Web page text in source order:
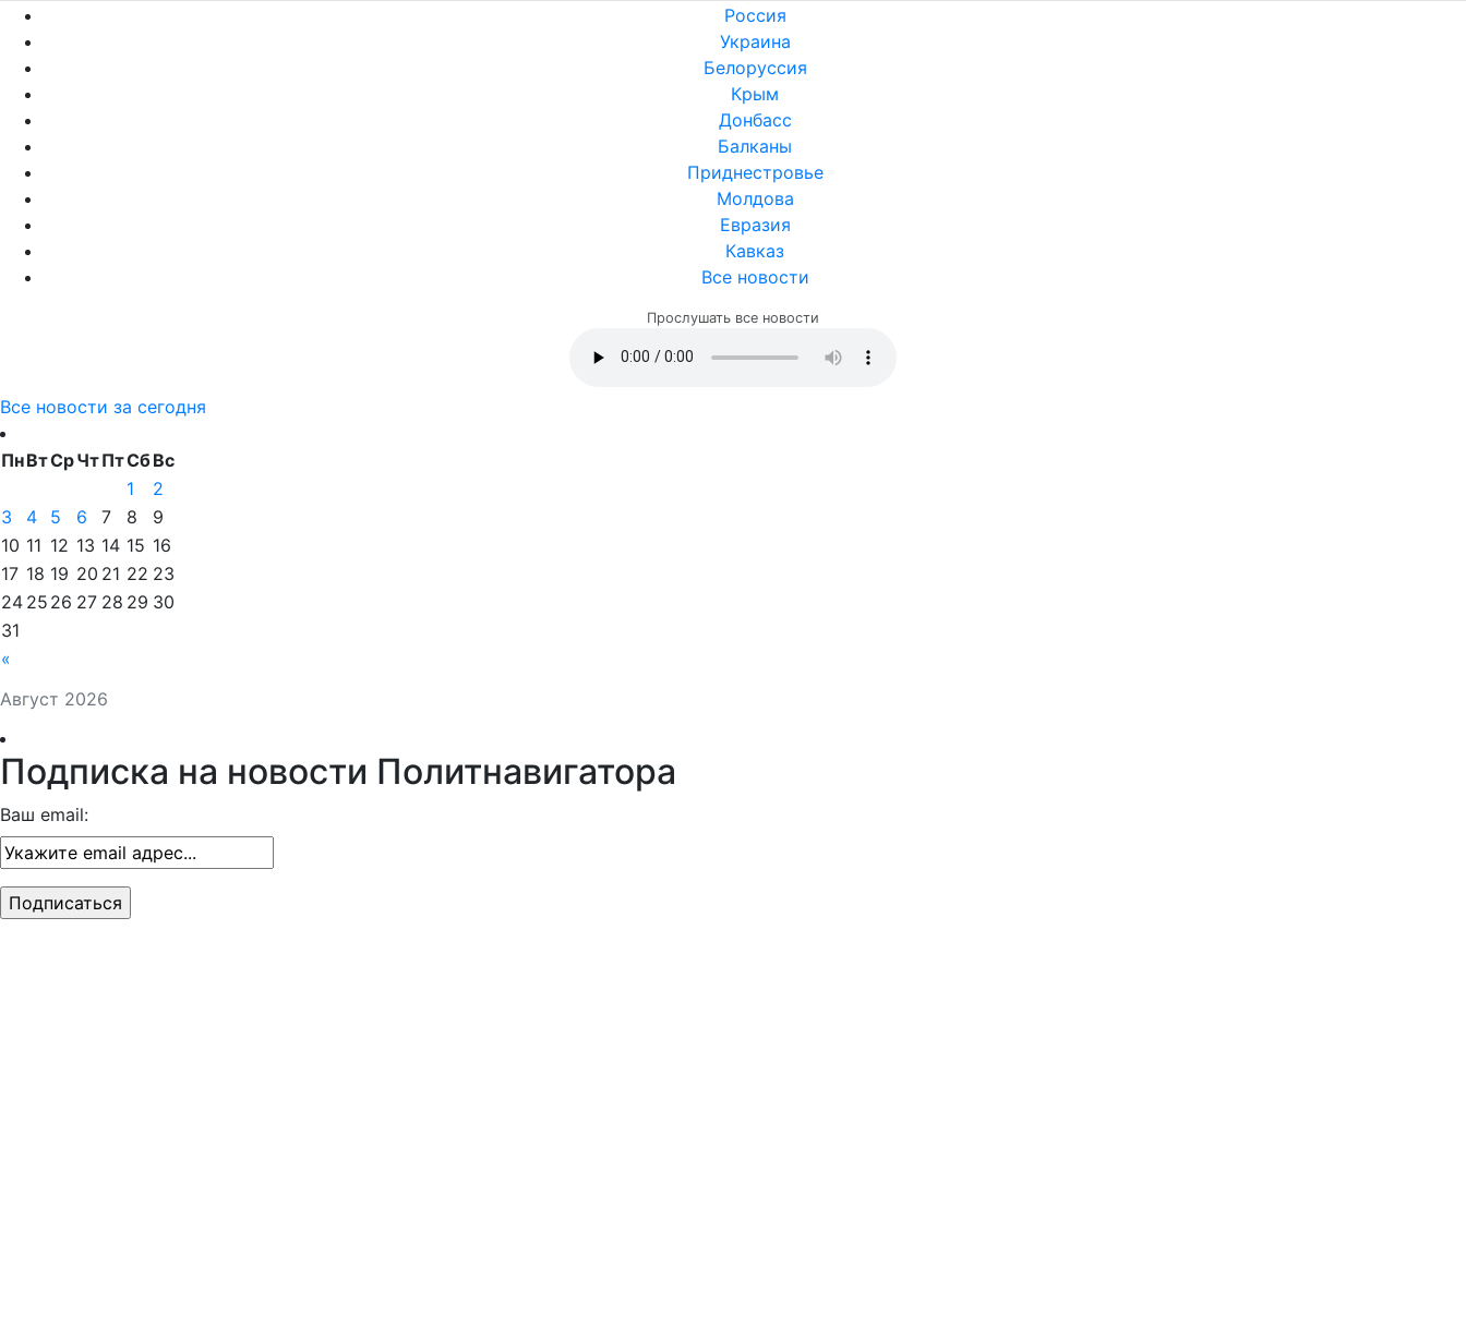
Россия
Украина
Белоруссия
Крым
Донбасс
Балканы
Приднестровье
Молдова
Евразия
Кавказ
Все новости
Прослушать все новости
Все новости за сегодня
Август 2026
ПнВтСрЧтПтСбВс
«
1
2
3
4 5 6 7 8
9
10 11 12 13 14 15 16
17 18 19 20 21 22 23
24 25 26 27 28 29 30
31
Подписка на новости Политнавигатора
Ваш email: